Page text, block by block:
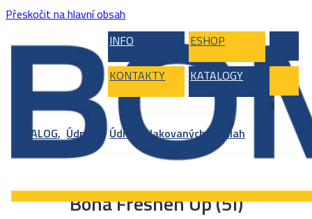
Přeskočit na hlavní obsah
INFO
ESHOP
KONTAKTY KATALOGY
KATALOG, Údržba ,Údržba lakovaných podlah
Bona Freshen Up (5l)